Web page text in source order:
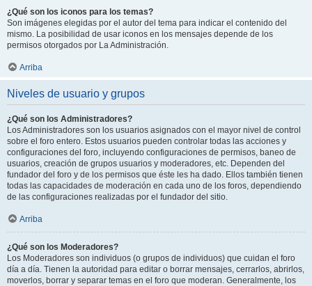
¿Qué son los iconos para los temas?
Son imágenes elegidas por el autor del tema para indicar el contenido del
mismo. La posibilidad de usar iconos en los mensajes depende de los
permisos otorgados por La Administración.
Arriba
Niveles de usuario y grupos
¿Qué son los Administradores?
Los Administradores son los usuarios asignados con el mayor nivel de control
sobre el foro entero. Estos usuarios pueden controlar todas las acciones y
configuraciones del foro, incluyendo configuraciones de permisos, baneo de
usuarios, creación de grupos usuarios y moderadores, etc. Dependen del
fundador del foro y de los permisos que éste les ha dado. Ellos también tienen
todas las capacidades de moderación en cada uno de los foros, dependiendo
de las configuraciones realizadas por el fundador del sitio.
Arriba
¿Qué son los Moderadores?
Los Moderadores son individuos (o grupos de individuos) que cuidan el foro
día a día. Tienen la autoridad para editar o borrar mensajes, cerrarlos, abrirlos,
moverlos, borrar y separar temas en el foro que moderan. Generalmente, los